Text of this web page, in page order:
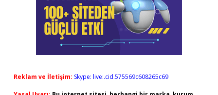
Reklam ve İletişim: Skype: live:.cid.575569c608265c69